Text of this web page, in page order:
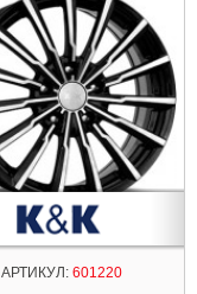
АРТИКУЛ:601220